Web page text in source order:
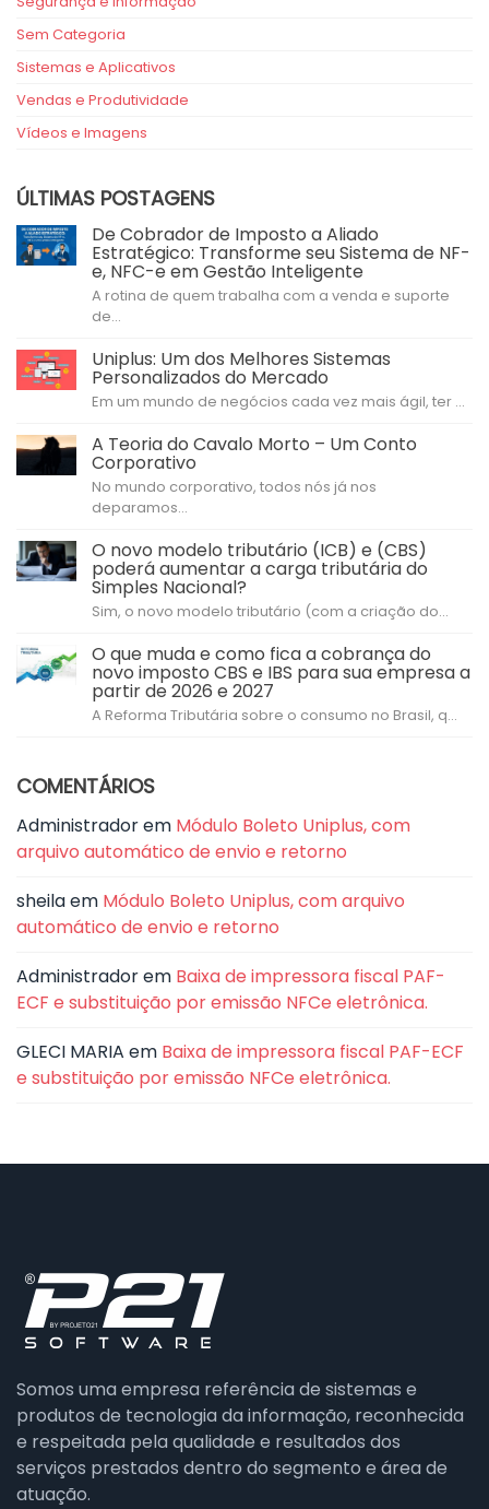
Sem Categoria
Sistemas e Aplicativos
Vendas e Produtividade
Vídeos e Imagens
ÚLTIMAS POSTAGENS
De Cobrador de Imposto a Aliado
Estratégico: Transforme seu Sistema de NF-
e, NFC-e em Gestão Inteligente
A rotina de quem trabalha com a venda e suporte
de...
Uniplus: Um dos Melhores Sistemas
Personalizados do Mercado
Em um mundo de negócios cada vez mais ágil, ter ...
A Teoria do Cavalo Morto – Um Conto
Corporativo
No mundo corporativo, todos nós já nos
deparamos...
O novo modelo tributário (ICB) e (CBS)
poderá aumentar a carga tributária do
Simples Nacional?
Sim, o novo modelo tributário (com a criação do...
O que muda e como fica a cobrança do
novo imposto CBS e IBS para sua empresa a
partir de 2026 e 2027
A Reforma Tributária sobre o consumo no Brasil, q...
COMENTÁRIOS
Administradorem Módulo Boleto Uniplus, com
arquivo automático de envio e retorno
sheilaem Módulo Boleto Uniplus, com arquivo
automático de envio e retorno
Administradorem Baixa de impressora fiscal PAF-
ECF e substituição por emissão NFCe eletrônica.
GLECI MARIA em Baixa de impressora fiscal PAF-ECF
e substituição por emissão NFCe eletrônica.
Somos uma empresa referência de sistemas e
produtos de tecnologia da informação, reconhecida
e respeitada pela qualidade e resultados dos
serviços prestados dentro do segmento e área de
atuação.